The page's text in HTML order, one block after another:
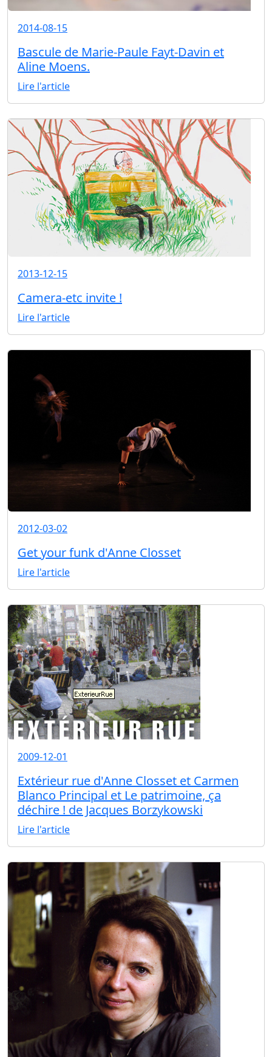
2014-08-15
Bascule de Marie-Paule Fayt-Davin et
Aline Moens.
Lire l'article
2013-12-15
Camera-etc invite !
Lire l'article
2012-03-02
Get your funk d'Anne Closset
Lire l'article
2009-12-01
Extérieur rue d'Anne Closset et Carmen
Blanco Principal et Le patrimoine, ça
déchire ! de Jacques Borzykowski
Lire l'article